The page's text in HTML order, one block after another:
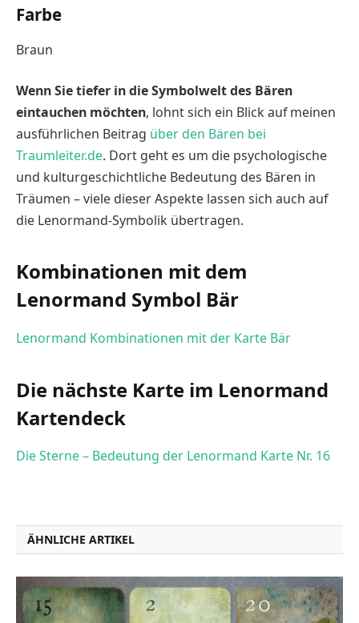
Farbe
Braun
Wenn Sie tiefer in die Symbolwelt des Bären
eintauchen möchten, lohnt sich ein Blick auf meinen
ausführlichen Beitrag über den Bären bei
Traumleiter.de. Dort geht es um die psychologische
und kulturgeschichtliche Bedeutung des Bären in
Träumen – viele dieser Aspekte lassen sich auch auf
die Lenormand-Symbolik übertragen.
Kombinationen mit dem
Lenormand Symbol Bär
Lenormand Kombinationen mit der Karte Bär
Die nächste Karte im Lenormand
Kartendeck
Die Sterne – Bedeutung der Lenormand Karte Nr. 16
ÄHNLICHE ARTIKEL